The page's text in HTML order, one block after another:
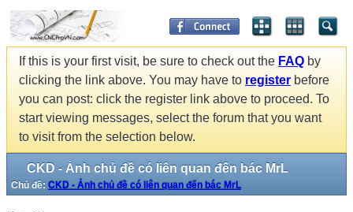
If this is your first visit, be sure to check out the FAQ by
clicking the link above. You may have to register before
you can post: click the register link above to proceed. To
start viewing messages, select the forum that you want
to visit from the selection below.
CKD - Ảnh chủ đề có liên quan đến bác MrL
Chủ đề: CKD - Ảnh chủ đề có liên quan đến bác MrL